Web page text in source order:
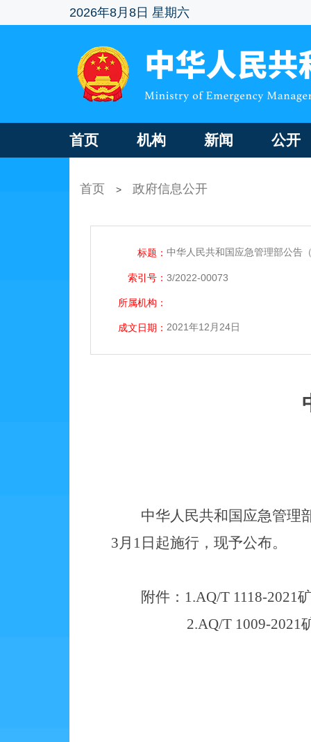
2026年8月8日 星期六
首页 机构 新闻 公开
首页 > 政府信息公开
标题： 中华人民共和国应急管理部公告
索引号： 3/2022-00073
所属机构：
成文日期： 2021年12月24日
中华人民共和国应急管理
3月 1 日起施行，现予公布。
附件： 1.AQ/T 1118-2021
2.AQ/T 1009-2021